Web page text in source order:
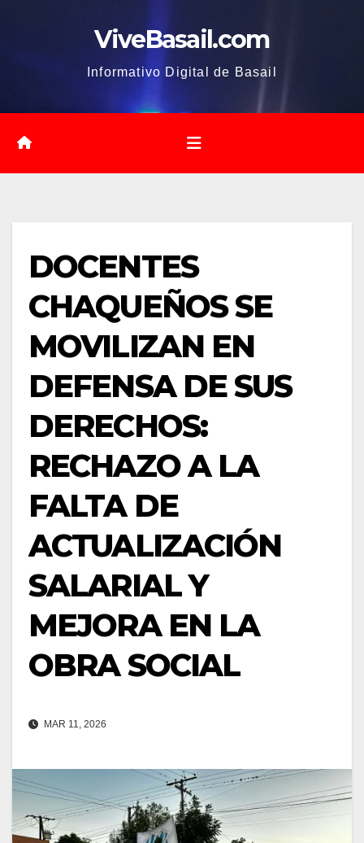
ViveBasail.com
Informativo Digital de Basail
DOCENTES
CHAQUEÑOS SE
MOVILIZAN EN
DEFENSA DE SUS
DERECHOS:
RECHAZO A LA
FALTA DE
ACTUALIZACIÓN
SALARIAL Y
MEJORA EN LA
OBRA SOCIAL
MAR 11, 2026